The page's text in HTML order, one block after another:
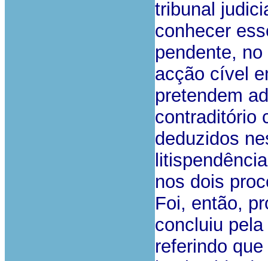
tribunal
conhecer
pendente,
acção cível
pretendem
contraditório
deduzidos
nos dois
Foi, então,
concluiu
referindo